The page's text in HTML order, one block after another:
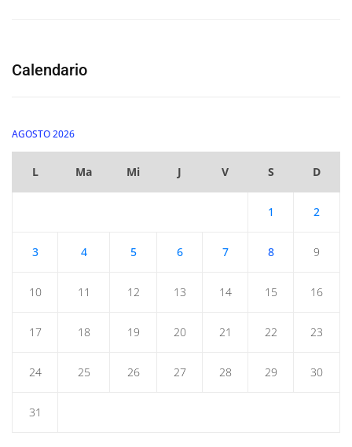
Calendario
AGOSTO 2026
L Ma Mi J V S D
1 2
3 4 5 6 7 8 9
10 11 12 13 14 15 16
17 18 19 20 21 22 23
24 25 26 27 28 29 30
31